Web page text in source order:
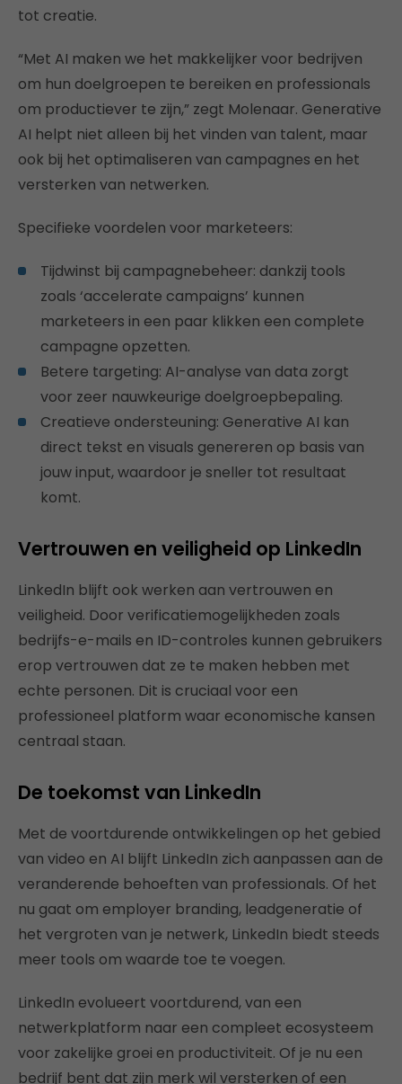
tot creatie.
“Met AI maken we het makkelijker voor bedrijven
om hun doelgroepen te bereiken en professionals
om productiever te zijn,” zegt Molenaar. Generative
AI helpt niet alleen bij het vinden van talent, maar
ook bij het optimaliseren van campagnes en het
versterken van netwerken.
Specifieke voordelen voor marketeers:
Tijdwinst bij campagnebeheer: dankzij tools
zoals ‘accelerate campaigns’ kunnen
marketeers in een paar klikken een complete
campagne opzetten.
Betere targeting: AI-analyse van data zorgt
voor zeer nauwkeurige doelgroepbepaling.
Creatieve ondersteuning: Generative AI kan
direct tekst en visuals genereren op basis van
jouw input, waardoor je sneller tot resultaat
komt.
Vertrouwen en veiligheid op LinkedIn
LinkedIn blijft ook werken aan vertrouwen en
veiligheid. Door verificatiemogelijkheden zoals
bedrijfs-e-mails en ID-controles kunnen gebruikers
erop vertrouwen dat ze te maken hebben met
echte personen. Dit is cruciaal voor een
professioneel platform waar economische kansen
centraal staan.
De toekomst van LinkedIn
Met de voortdurende ontwikkelingen op het gebied
van video en AI blijft LinkedIn zich aanpassen aan de
veranderende behoeften van professionals. Of het
nu gaat om employer branding, leadgeneratie of
het vergroten van je netwerk, LinkedIn biedt steeds
meer tools om waarde toe te voegen.
LinkedIn evolueert voortdurend, van een
netwerkplatform naar een compleet ecosysteem
voor zakelijke groei en productiviteit. Of je nu een
bedrijf bent dat zijn merk wil versterken of een